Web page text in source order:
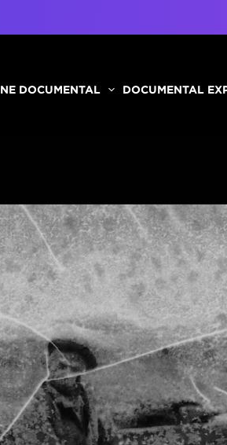
DOCUMENTAL DOCUMENTAL